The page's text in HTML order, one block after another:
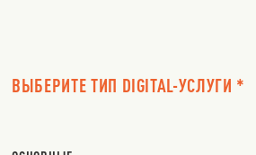
ВЫБЕРИТЕ ТИП DIGITAL-УСЛУГИ *